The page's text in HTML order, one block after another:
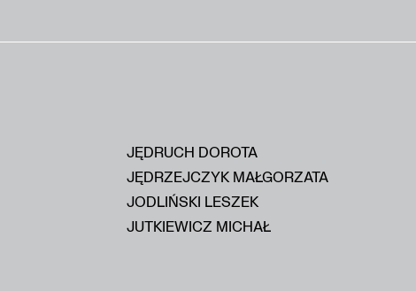
JĘDRUCH DOROTA
JĘDRZEJCZYK MAŁGORZATA
JODLIŃSKI LESZEK
JUTKIEWICZ MICHAŁ